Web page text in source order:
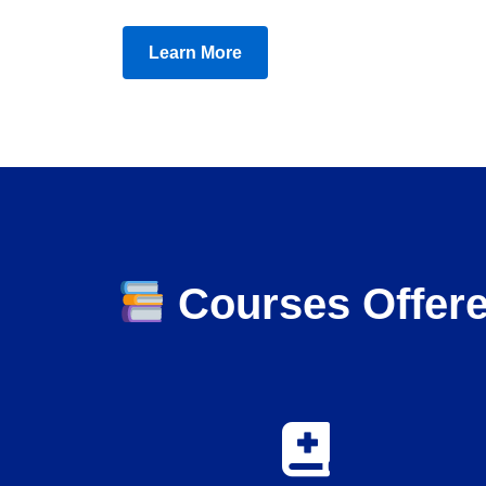
Learn More
Courses